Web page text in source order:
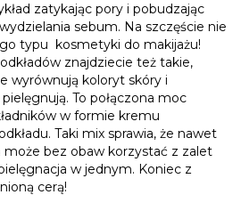
zatykając pory i pobudzając
sebum. Na szczęście nie
typu kosmetyki do makijażu!
znajdziecie też takie,
wyrównują koloryt skóry i
To połączona moc
w formie kremu
Taki mix sprawia, że nawet
może bez obaw korzystać z zalet
w jednym. Koniec z
cerą!